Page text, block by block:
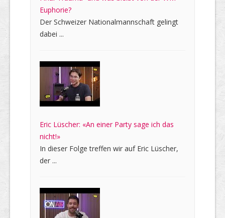
Euphorie?
Der Schweizer Nationalmannschaft gelingt
dabei ...
Eric Lüscher: «An einer Party sage ich das
nicht!»
In dieser Folge treffen wir auf Eric Lüscher,
der ...